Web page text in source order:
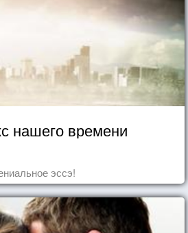
нашего времени
эссэ!